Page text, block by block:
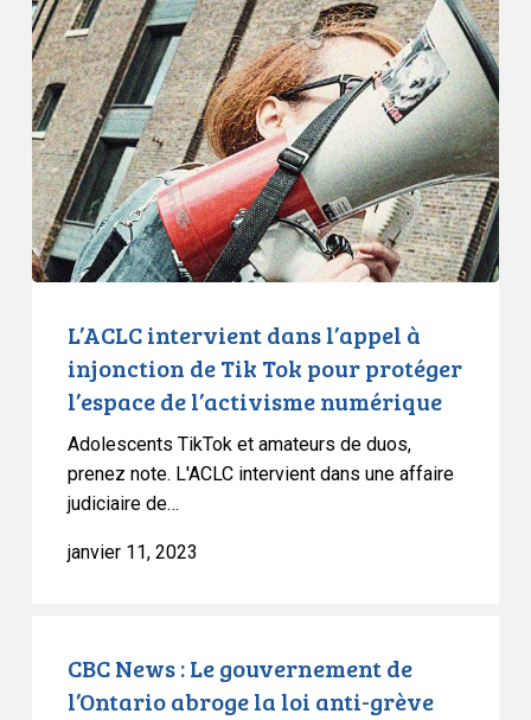
intervient
dans
l’appel
à
injonction
de
Tik
Tok
pour
l’activisme
numérique
L’ACLC intervient dans l’appel à
injonction de Tik Tok pour protéger
l’espace de l’activisme numérique
Adolescents TikTok et amateurs de duos,
prenez note. L'ACLC intervient dans une affaire
judiciaire de…
janvier 11, 2023
NewsCBC News : Le gouvernement de
l’Ontario abroge la loi anti-grève